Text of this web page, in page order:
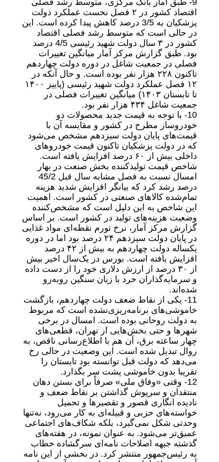
9- طبق آمار بانک مرکزی، متوسط رشد فصلی
اقتصاد کشور در ۲ فصل نخست عملکرد دولت
پزشکیان به 3/5 درصد کاهش پیدا کرده است. این
در حالی است که متوسط رشد فصلی اقتصاد
کشور در ۳ سال دولت شهید رئیسی 4/5 درصد
بود. طبق گزارش مرکز آمار میانگین تغییرات
فصلی در جمعیت شاغل در دوره دولت چهاردهم
تاکنون ۲۲۸ هزار نفر بوده است. و حال آنکه در
۱۲ فصل عملکرد دولت شهید رئیسی (پاییز ۱۴۰۰
تا تابستان ۱۴۰۳) میانگین تغییرات فصلی در
جمعیت شاغل ۴۳۴ هزار نفر بود.
10- با توجه به قیمت جدید محصولات دو
خودروساز مطرح در کشور و مقایسه آن با
قیمت‌های پایان دولت سیزدهم مشخص می‌شود
که در دولت پزشکیان تاکنون قیمت خودروهای
داخلی بیش از ۶۰ درصد افزایش یافته است.
شاخص قیمت تولیدکننده بخش صنعت در بهار
امسال نسبت به فصل مشابه سال قبل 45/2
درصد رشد کرد که بیانگر افزایش شدید هزینه‌
تمام‌شده کالاهای صنعتی در کشور است. اهمیت
این شاخص به این دلیل است که مشخص‌کننده
وضعیت هزینه‌های تولید در کشور است. بر اساس
گزارش مرکز آمار، نرخ تورم نقطه‌ای مواد غذایی
در پایان دولت سیزدهم ۲۴ درصد بود اما در دوره
یکساله دولت چهاردهم به بیش از ۴۲ درصد
افزایش یافته است. بورس در یک‌سال اخیر بیش
از ۳۰ درصد از ارزش دلاری خود را از دست داده
و سرمایه‌گذاران خرد با زیان سنگین روبه‌رو
شده‌اند.
11- یکی از نقاط ضعف دولت چهاردهم، بازگشت
خاموشی‌های برنامه‌ریزی‌نشده است که مربوط
به دولت روحانی بوده است. امسال در برخی
شهرها و حتی بخش‌هایی از تهران، قطعی‌های
چهار ساعته برق، آن هم با اطلاع‌رسانی ناقص، به
روال تبدیل شده است. این وضعیت در حالی رخ
می‌دهد که دولت قبل توانسته بود تابستان را
تقریبا بدون خاموشی پشت سر بگذارد.
12- وقتی «وفاق ملی» صرفاً برای بستن دهان
منتقدان و سرپوش گذاشتن بر نقاط ضعف و
نادیده انگاری قصور و تقصیرها و تحمیل
خواسته‌های حزبی و قبیله‌ای به کار می‌رود، نه‌تنها
وحدتی شکل نمی‌گیرد، بلکه شکاف‌های اجتماعی
عمیق‌تر می‌شود. به عنوان نمونه، در هفته‌های
گذشته جبهه اصلاحات نامه‌ای سرگشاده خطاب
به رئیس‌جمهور منتشر کرد. در بخشی از این نامه